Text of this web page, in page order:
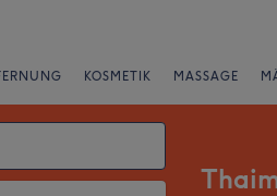
KOSMETIK MASSAGE